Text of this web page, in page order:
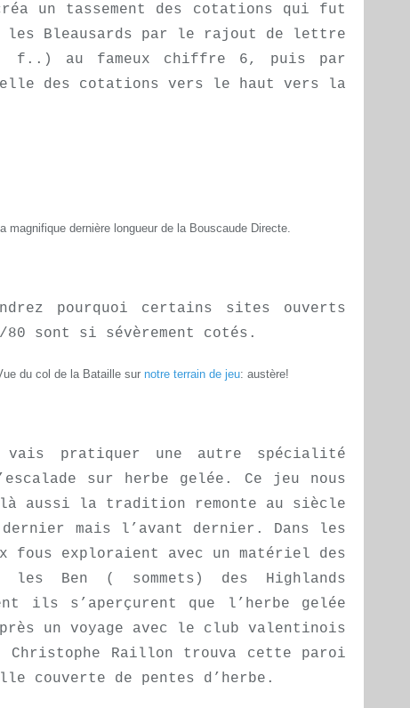
un tassement des cotations qui fut
les Bleausards par le rajout de lettre
au fameux chiffre 6, puis par
des cotations vers le haut vers la
magnifique dernière longueur de la Bouscaude Directe.
pourquoi certains sites ouverts
80 sont si sévèrement cotés.
du col de la Bataille sur notre terrain de jeu: austère!
vais pratiquer une autre spécialité
sur herbe gelée. Ce jeu nous
là aussi la tradition remonte au siècle
mais l’avant dernier. Dans les
fous exploraient avec un matériel des
les Ben ( sommets) des Highlands
ils s’aperçurent que l’herbe gelée
un voyage avec le club valentinois
Christophe Raillon trouva cette paroi
couverte de pentes d’herbe.